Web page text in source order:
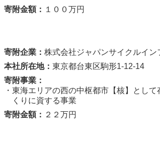
寄附金額： １００万円
寄附企業： 株式会社ジャパンサイクルイン
本社所在地： 東京都台東区駒形1-12-14
寄附事業：
・東海エリアの西の中枢都市【核】とし
くりに資する事業
寄附金額： ２２万円